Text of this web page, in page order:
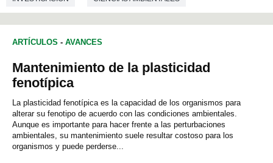
ARTÍCULOS - AVANCES
Mantenimiento de la plasticidad
fenotípica
La plasticidad fenotípica es la capacidad de los organismos para
alterar su fenotipo de acuerdo con las condiciones ambientales.
Aunque es importante para hacer frente a las perturbaciones
ambientales, su mantenimiento suele resultar costoso para los
organismos y puede perderse...